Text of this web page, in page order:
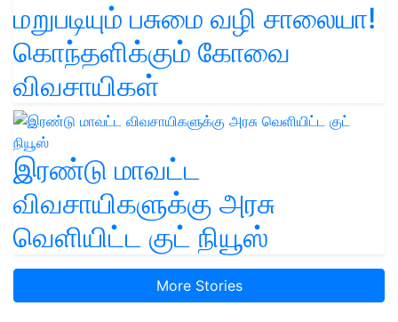
மறுபடியும் பசுமை வழி சாலையா!
கொந்தளிக்கும் கோவை
விவசாயிகள்
இரண்டு மாவட்ட
விவசாயிகளுக்கு அரசு
வெளியிட்ட குட் நியூஸ்
More Stories